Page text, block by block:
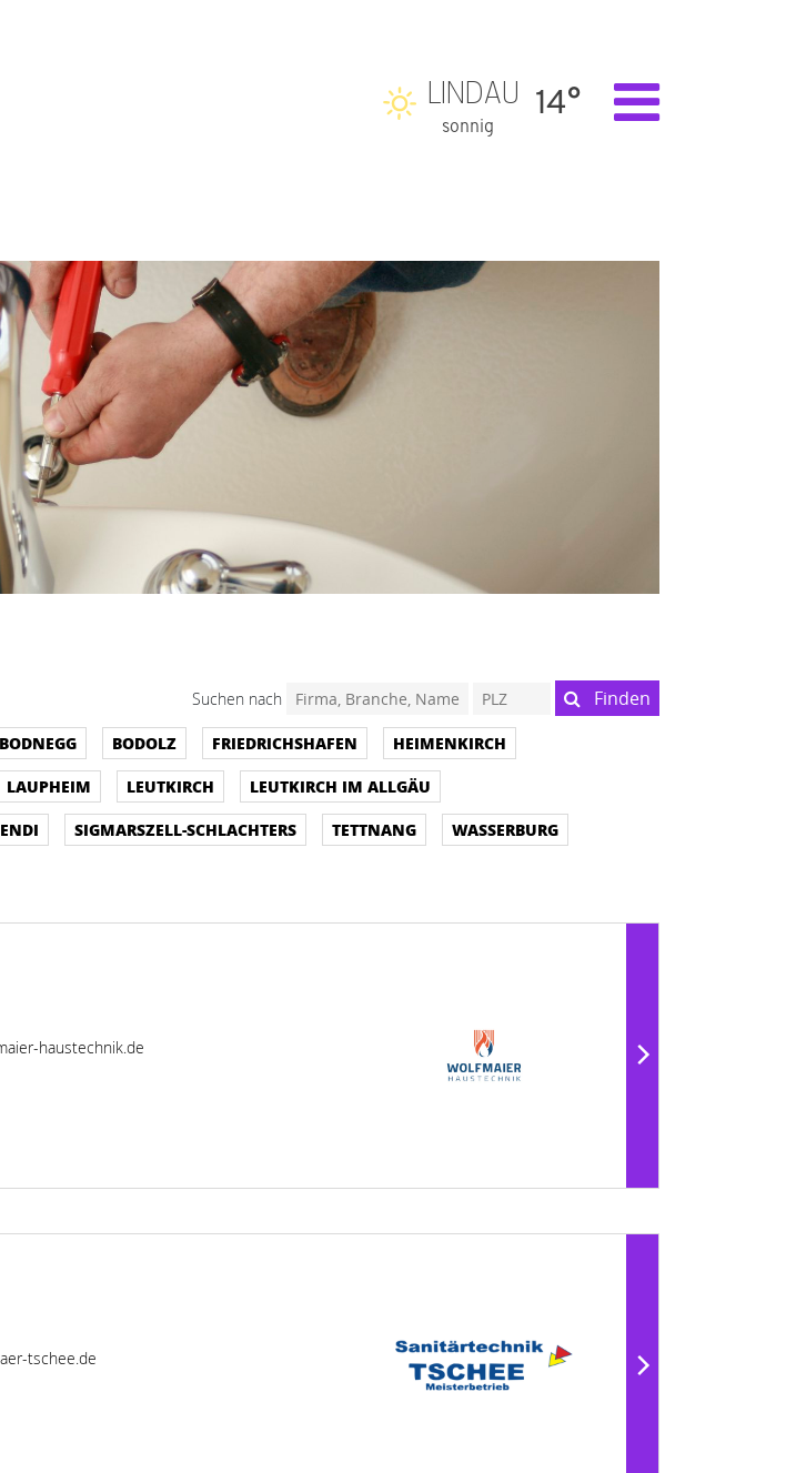
LINDAU
sonnig
14°
Suchen nach Finden
BODNEGG BODOLZ FRIEDRICHSHAFEN
HEIMENKIRCH
LAUPHEIM LEUTKIRCH
LEUTKIRCH IM ALLGÄU
SIGMARSZELL-SCHLACHTERS TETTNANG
WASSERBURG
haustechnik.de
tschee.de